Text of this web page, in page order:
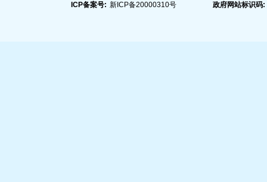
ICP备案号: 新ICP备20000310号 政府网站标识码: